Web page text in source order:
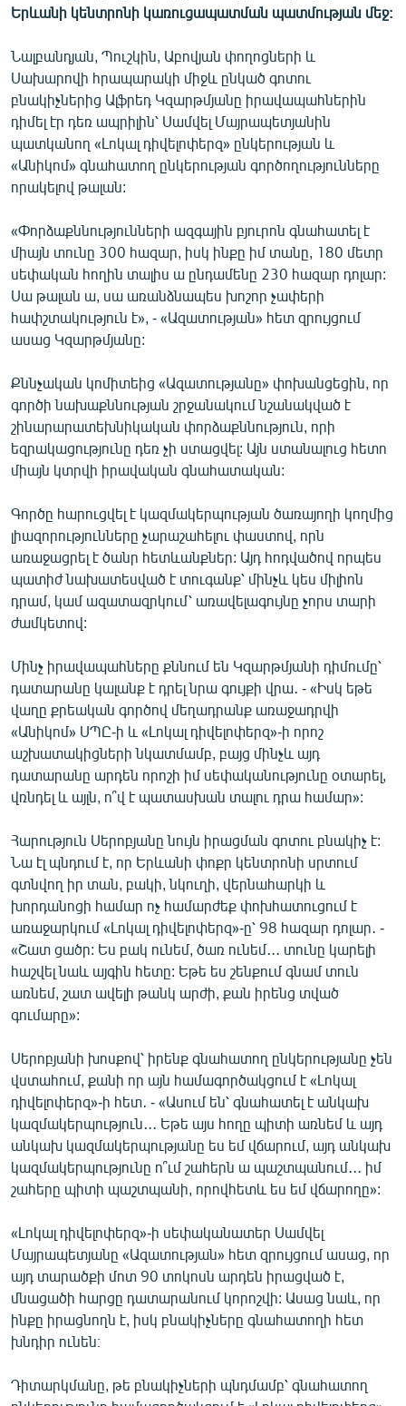
ՏԵՍԱՆՅՈՒԹԵՐ
ԲԱՆԱՎԵՃ
ՁԳՏԵԼՈՎ ԼԱՎԱԳՈՒՅՆԻՆ
ՓՈԴՔԱՍԹ
Հայերեն
Русский
ՀԵՏԵՎԵՔ ՄԵԶ
«Ազատության» բոլոր կայքերը
Երևանի կենտրոնի կառուցապատման պատմության մեջ:
Նալբանդյան, Պուշկին, Աբովյան փողոցների և
Սախարովի հրապարակի միջև ընկած գոտու
բնակիչներից Ալֆրեդ Կզարթմյանը իրավապահներին
դիմել էր դեռ ապրիլին՝ Սամվել Մայրապետյանին
պատկանող «Լոկալ դիվելոփերզ» ընկերության և
«Անիկոմ» գնահատող ընկերության գործողությունները
որակելով թալան:
«Փորձաքննությունների ազգային բյուրոն գնահատել է
միայն տունը 300 հազար, իսկ ինքը իմ տանը, 180 մետր
սեփական հողին տալիս ա ընդամենը 230 հազար դոլար:
Սա թալան ա, սա առանձնապես խոշոր չափերի
հափշտակություն է», - «Ազատության» հետ զրույցում
ասաց Կզարթմյանը:
Քննչական կոմիտեից «Ազատությանը» փոխանցեցին, որ
գործի նախաքննության շրջանակում նշանակված է
շինարարատեխնիկական փորձաքննություն, որի
եզրակացությունը դեռ չի ստացվել: Այն ստանալուց հետո
միայն կտրվի իրավական գնահատական:
Գործը հարուցվել է կազմակերպության ծառայողի կողմից
լիազորությունները չարաշահելու փաստով, որն
առաջացրել է ծանր հետևանքներ: Այդ հոդվածով որպես
պատիժ նախատեսված է տուգանք՝ մինչև կես միլիոն
դրամ, կամ ազատազրկում՝ առավելագույնը չորս տարի
ժամկետով:
Մինչ իրավապահները քննում են Կզարթմյանի դիմումը՝
դատարանը կալանք է դրել նրա գույքի վրա․ - «Իսկ եթե
վաղը քրեական գործով մեղադրանք առաջադրվի
«Անիկոմ» ՍՊԸ-ի և «Լոկալ դիվելոփերզ»-ի որոշ
աշխատակիցների նկատմամբ, բայց մինչև այդ
դատարանը արդեն որոշի իմ սեփականությունը օտարել,
վռնդել և այլն, ո՞վ է պատասխան տալու դրա համար»:
Հարություն Սերոբյանը նույն իրացման գոտու բնակիչ է:
Նա էլ պնդում է, որ Երևանի փոքր կենտրոնի սրտում
գտնվող իր տան, բակի, նկուղի, վերնահարկի և
խորդանոցի համար ոչ համարժեք փոխհատուցում է
առաջարկում «Լոկալ դիվելոփերզ»-ը՝ 98 հազար դոլար․ -
«Շատ ցածր: Ես բակ ունեմ, ծառ ունեմ․․․ տունը կարելի
հաշվել նաև այգին հետը: Եթե ես շենքում գնամ տուն
առնեմ, շատ ավելի թանկ արժի, քան իրենց տված
գումարը»:
Սերոբյանի խոսքով՝ իրենք գնահատող ընկերությանը չեն
վստահում, քանի որ այն համագործակցում է «Լոկալ
դիվելոփերզ»-ի հետ․ - «Ասում են՝ գնահատել է անկախ
կազմակերպություն․․․ Եթե այս հողը պիտի առնեմ և այդ
անկախ կազմակերպությանը ես եմ վճարում, այդ անկախ
կազմակերպությունը ո՞ւմ շահերն ա պաշտպանում․․․ իմ
շահերը պիտի պաշտպանի, որովհետև ես եմ վճարողը»:
«Լոկալ դիվելոփերզ»-ի սեփականատեր Սամվել
Մայրապետյանը «Ազատության» հետ զրույցում ասաց, որ
այդ տարածքի մոտ 90 տոկոսն արդեն իրացված է,
մնացածի հարցը դատարանում կորոշվի: Ասաց նաև, որ
ինքը իրացնողն է, իսկ բնակիչները գնահատողի հետ
խնդիր ունեն։
Դիտարկմանը, թե բնակիչների պնդմամբ՝ գնահատող